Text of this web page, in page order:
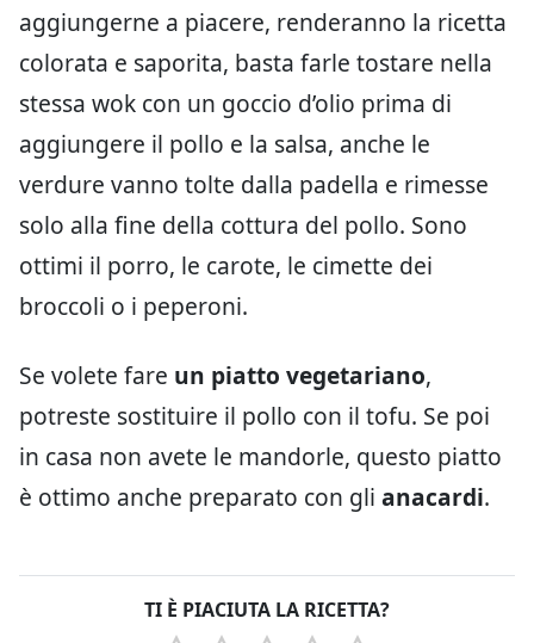
aggiungerne a piacere, renderanno la ricetta
colorata e saporita, basta farle tostare nella
stessa wok con un goccio d’olio prima di
aggiungere il pollo e la salsa, anche le
verdure vanno tolte dalla padella e rimesse
solo alla fine della cottura del pollo. Sono
ottimi il porro, le carote, le cimette dei
broccoli o i peperoni.
Se volete fare un piatto vegetariano,
potreste sostituire il pollo con il tofu. Se poi
in casa non avete le mandorle, questo piatto
è ottimo anche preparato con gli anacardi.
TI È PIACIUTA LA RICETTA?